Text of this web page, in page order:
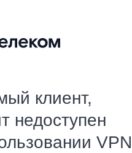
клиент,
недоступен
VPN